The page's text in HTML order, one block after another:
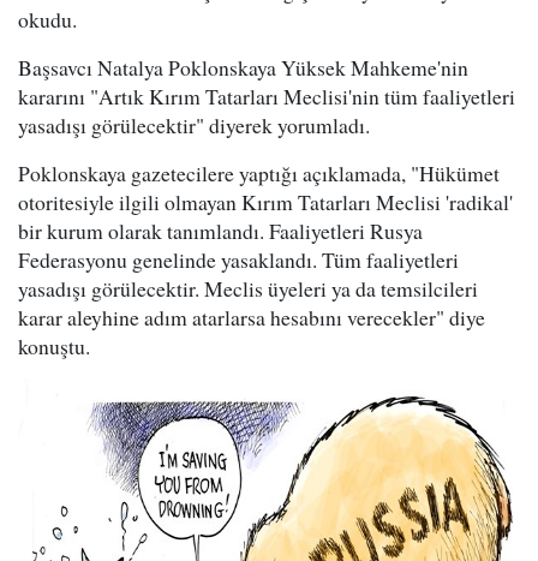
okudu.
Başsavcı Natalya Poklonskaya Yüksek Mahkeme'nin
kararını "Artık Kırım Tatarları Meclisi'nin tüm faaliyetleri
yasadışı görülecektir" diyerek yorumladı.
Poklonskaya gazetecilere yaptığı açıklamada, "Hükümet
otoritesiyle ilgili olmayan Kırım Tatarları Meclisi 'radikal'
bir kurum olarak tanımlandı. Faaliyetleri Rusya
Federasyonu genelinde yasaklandı. Tüm faaliyetleri
yasadışı görülecektir. Meclis üyeleri ya da temsilcileri
karar aleyhine adım atarlarsa hesabını verecekler" diye
konuştu.